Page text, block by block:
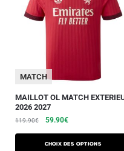
MATCH
MAILLOT OL MATCH
2026 2027
119.90€ 59.90€
Choix des options